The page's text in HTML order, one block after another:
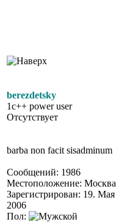
berezdetsky
1c++ power user
Отсутствует
barba non facit sisadminum
Сообщений: 1986
Местоположение: Москва
Зарегистрирован: 19. Мая
2006
Пол: